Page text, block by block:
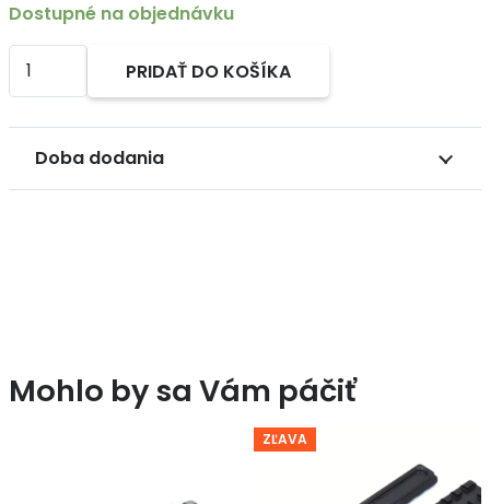
Dostupné na objednávku
množstvo
Picatinny
Roessler
Titan
16
PRIDAŤ DO KOŠÍKA
Alternative:
Doba dodania
Mohlo by sa Vám páčiť
ZĽAVA